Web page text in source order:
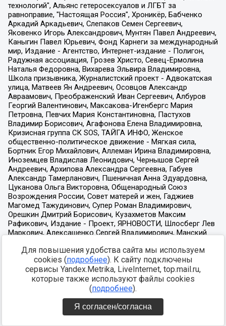
Для повышения удобства сайта мы используем
cookies (подробнее). К сайту подключены
сервисы Yandex.Metrika, LiveInternet, top.mail.ru,
которые также используют файлы cookies
(подробнее).
Я согласен/согласна